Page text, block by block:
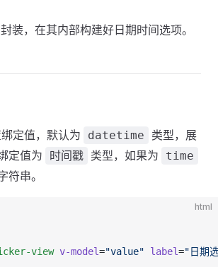
装，在其内部构建好日期时间选项。
定值，默认为 datetime
类型，展
定值为
时间戳 类型，如果为 time
符串。
html
view v-model="value" label="日期